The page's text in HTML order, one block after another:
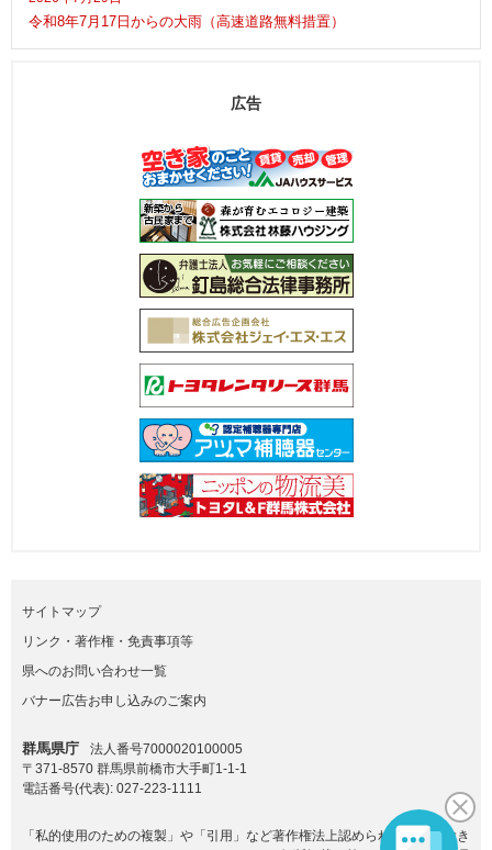
令和8年7月17日からの大雨（高速道路無料措置）
広告
サイトマップ
リンク・著作権・免責事項等
県へのお問い合わせ一覧
バナー広告お申し込みのご案内
群馬県庁
法人番号7000020100005
〒371-8570 群馬県前橋市大手町1-1-1
電話番号(代表): 027-223-1111
「私的使用のための複製」や「引用」など著作権法上認められた場合を除き